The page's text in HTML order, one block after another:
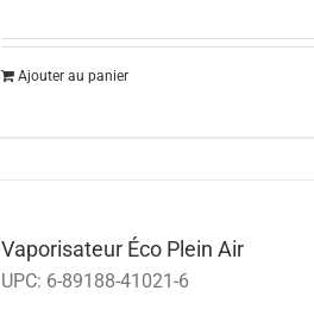
Ajouter au panier
Vaporisateur Éco Plein Air
UPC: 6-89188-41021-6